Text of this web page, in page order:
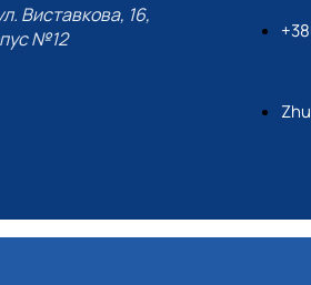
Виставкова, 16,
№12